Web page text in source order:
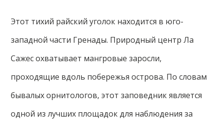
Этот тихий райский уголок находится в юго-
западной части Гренады. Природный центр Ла
Сажес охватывает мангровые заросли,
проходящие вдоль побережья острова. По словам
бывалых орнитологов, этот заповедник является
одной из лучших площадок для наблюдения за